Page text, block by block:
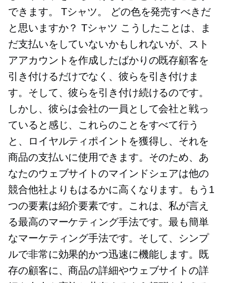
できます。Tシャツ。
どの色を発売すべきだ
と思いますか？Tシャツ こうしたことは、ま
だ支払いをしていないかもしれないが、スト
アアカウントを作成したばかりの既存顧客を
引き付けるだけでなく、彼らを引き付けま
す。そして、彼らを引き付け続けるのです。
しかし、彼らは会社の一員として会社と戦っ
ていると感じ、これらのことをすべて行う
と、ロイヤルティポイントを獲得し、それを
商品の支払いに使用できます。そのため、あ
なたのウェブサイトのマインドシェアは他の
競合他社よりもはるかに高くなります。もう1
つの要素は紹介要素です。これは、私が言え
る最高のマーケティング手法です。最も簡単
なマーケティング手法です。そして、シンプ
ルで非常に効果的かつ迅速に機能します。既
存の顧客に、商品の詳細やウェブサイトの詳